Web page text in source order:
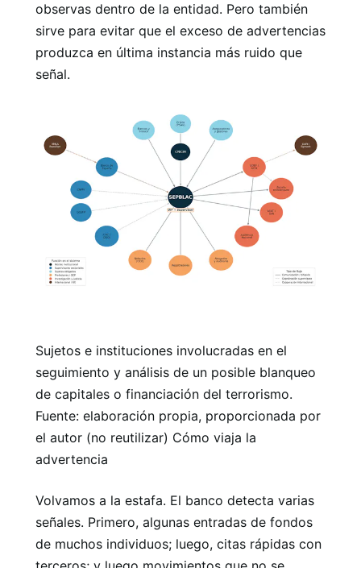
observas dentro de la entidad. Pero también
sirve para evitar que el exceso de advertencias
produzca en última instancia más ruido que
señal.
Sujetos e instituciones involucradas en el
seguimiento y análisis de un posible blanqueo
de capitales o financiación del terrorismo.
Fuente: elaboración propia, proporcionada por
el autor (no reutilizar) Cómo viaja la
advertencia
Volvamos a la estafa. El banco detecta varias
señales. Primero, algunas entradas de fondos
de muchos individuos; luego, citas rápidas con